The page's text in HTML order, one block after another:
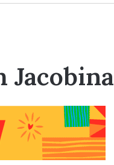
Jacobina